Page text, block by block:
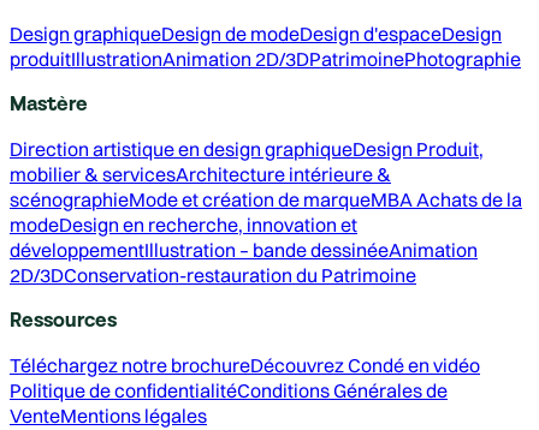
Design graphiqueDesign de modeDesign d'espaceDesign
produitIllustrationAnimation 2D/3DPatrimoinePhotographie
Mastère
Direction artistique en design graphiqueDesign Produit,
mobilier & servicesArchitecture intérieure &
scénographieMode et création de marqueMBA Achats de la
modeDesign en recherche, innovation et
développementIllustration – bande dessinéeAnimation
2D/3DConservation-restauration du Patrimoine
Ressources
Téléchargez notre brochureDécouvrez Condé en vidéo
Politique de confidentialitéConditions Générales de
VenteMentions légales